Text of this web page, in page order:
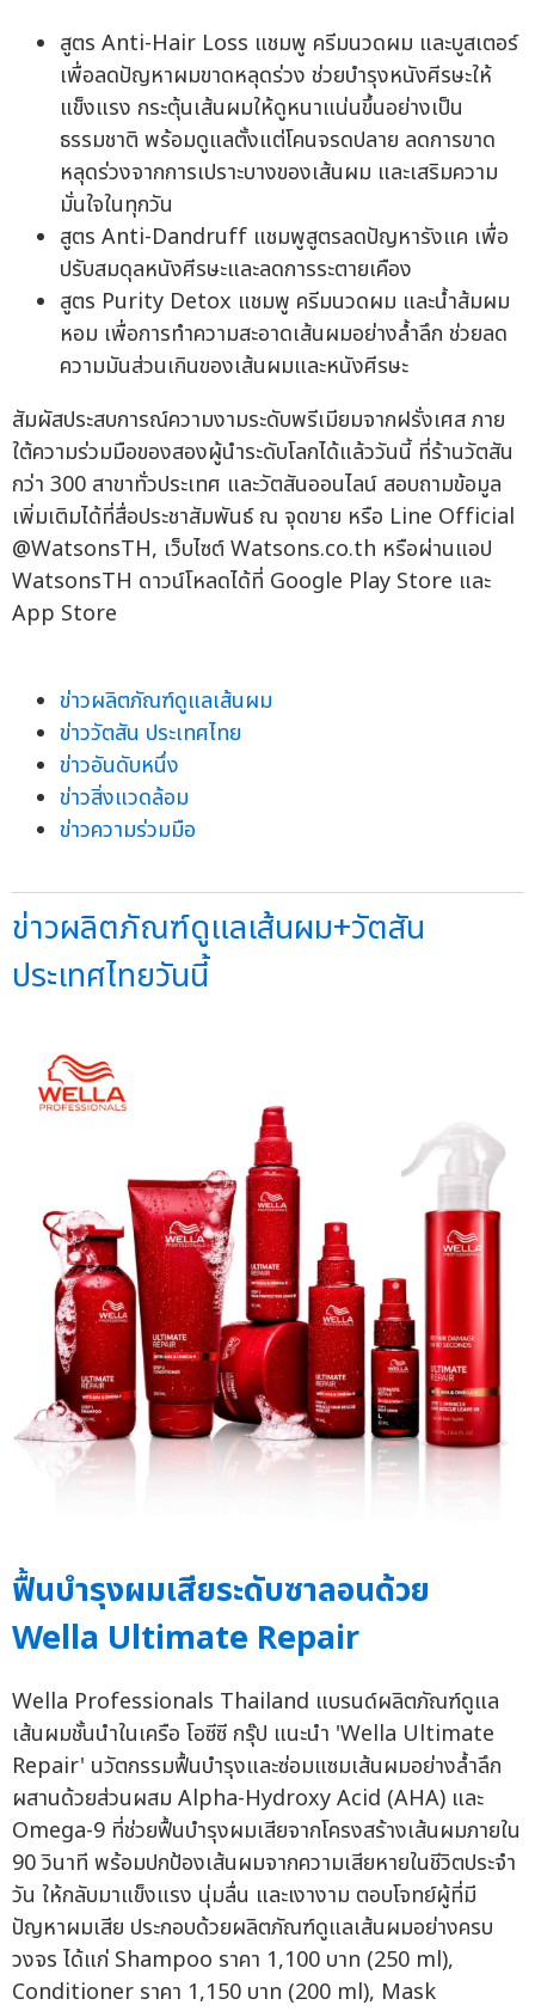
สูตร Anti-Hair Loss แชมพู ครีมนวดผม และบูสเตอร์
เพื่อลดปัญหาผมขาดหลุดร่วง ช่วยบำรุงหนังศีรษะให้
แข็งแรง กระตุ้นเส้นผมให้ดูหนาแน่นขึ้นอย่างเป็น
ธรรมชาติ พร้อมดูแลตั้งแต่โคนจรดปลาย ลดการขาด
หลุดร่วงจากการเปราะบางของเส้นผม และเสริมความ
มั่นใจในทุกวัน
สูตร Anti-Dandruff แชมพูสูตรลดปัญหารังแค เพื่อ
ปรับสมดุลหนังศีรษะและลดการระตายเคือง
สูตร Purity Detox แชมพู ครีมนวดผม และน้ำส้มผม
หอม เพื่อการทำความสะอาดเส้นผมอย่างล้ำลึก ช่วยลด
ความมันส่วนเกินของเส้นผมและหนังศีรษะ
สัมผัสประสบการณ์ความงามระดับพรีเมียมจากฝรั่งเศส ภาย
ใต้ความร่วมมือของสองผู้นำระดับโลกได้แล้ววันนี้ ที่ร้านวัตสัน
กว่า 300 สาขาทั่วประเทศ และวัตสันออนไลน์ สอบถามข้อมูล
เพิ่มเติมได้ที่สื่อประชาสัมพันธ์ ณ จุดขาย หรือ Line Official
@WatsonsTH, เว็บไซต์ Watsons.co.th หรือผ่านแอป
WatsonsTH ดาวน์โหลดได้ที่ Google Play Store และ
App Store
ข่าวผลิตภัณฑ์ดูแลเส้นผม
ข่าววัตสัน ประเทศไทย
ข่าวอันดับหนึ่ง
ข่าวสิ่งแวดล้อม
ข่าวความร่วมมือ
ข่าวผลิตภัณฑ์ดูแลเส้นผม+วัตสัน
ประเทศไทยวันนี้
ฟื้นบำรุงผมเสียระดับซาลอนด้วย
Wella Ultimate Repair
Wella Professionals Thailand แบรนด์ผลิตภัณฑ์ดูแล
เส้นผมชั้นนำในเครือ โอซีซี กรุ๊ป แนะนำ 'Wella Ultimate
Repair' นวัตกรรมฟื้นบำรุงและซ่อมแซมเส้นผมอย่างล้ำลึก
ผสานด้วยส่วนผสม Alpha-Hydroxy Acid (AHA) และ
Omega-9 ที่ช่วยฟื้นบำรุงผมเสียจากโครงสร้างเส้นผมภายใน
90 วินาที พร้อมปกป้องเส้นผมจากความเสียหายในชีวิตประจำ
วัน ให้กลับมาแข็งแรง นุ่มลื่น และเงางาม ตอบโจทย์ผู้ที่มี
ปัญหาผมเสีย ประกอบด้วยผลิตภัณฑ์ดูแลเส้นผมอย่างครบ
วงจร ได้แก่ Shampoo ราคา 1,100 บาท (250 ml),
Conditioner ราคา 1,150 บาท (200 ml), Mask